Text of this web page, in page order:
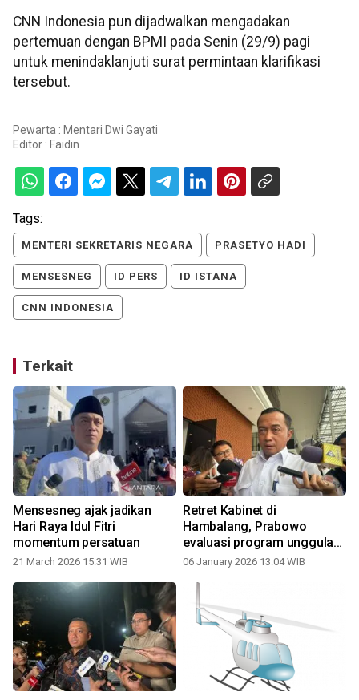
CNN Indonesia pun dijadwalkan mengadakan
pertemuan dengan BPMI pada Senin (29/9) pagi
untuk menindaklanjuti surat permintaan klarifikasi
tersebut.
Pewarta : Mentari Dwi Gayati
Editor : Faidin
Tags:
MENTERI SEKRETARIS NEGARA PRASETYO HADI
MENSESNEG ID PERS ID ISTANA
CNN INDONESIA
Terkait
Mensesneg ajak jadikan
Hari Raya Idul Fitri
momentum persatuan
21 March 2026 15:31 WIB
Retret Kabinet di
Hambalang, Prabowo
evaluasi program unggulan
pemerintah
06 January 2026 13:04 WIB